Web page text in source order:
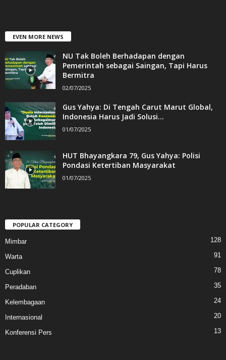
EVEN MORE NEWS
NU Tak Boleh Berhadapan dengan
Pemerintah sebagai Saingan, Tapi Harus
Bermitra
02/07/2025
Gus Yahya: Di Tengah Carut Marut Global,
Indonesia Harus Jadi Solusi...
01/07/2025
HUT Bhayangkara 79, Gus Yahya: Polisi
Pondasi Ketertiban Masyarakat
01/07/2025
POPULAR CATEGORY
Mimbar 128
Warta 91
Cuplikan 78
Peradaban 35
Kelembagaan 24
Internasional 20
Konferensi Pers 13